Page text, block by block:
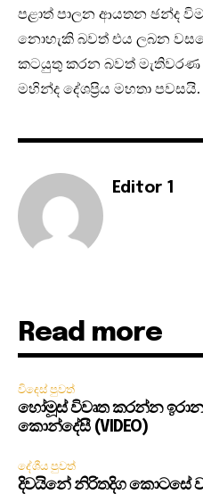
පළාත් පාලන ආයතන ඡන්ද
නොහැකි බවත් එය ලබන
කටයුතු කරන බවත්
මහින්ද දේශප්‍රිය මහතා පවසයි.
Editor 1
Read more
විදෙස් පුවත්
හෝමූස් විවෘත කරන්න
කොන්දේසී (VIDEO)
දේශීය පුවත්
දිවයිනේ නිරිතදිග කොටසේ